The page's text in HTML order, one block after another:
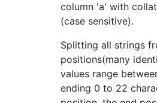
column 'a' with
(case sensitive).
Splitting all strings
positions(many
values range
ending 0 to 22